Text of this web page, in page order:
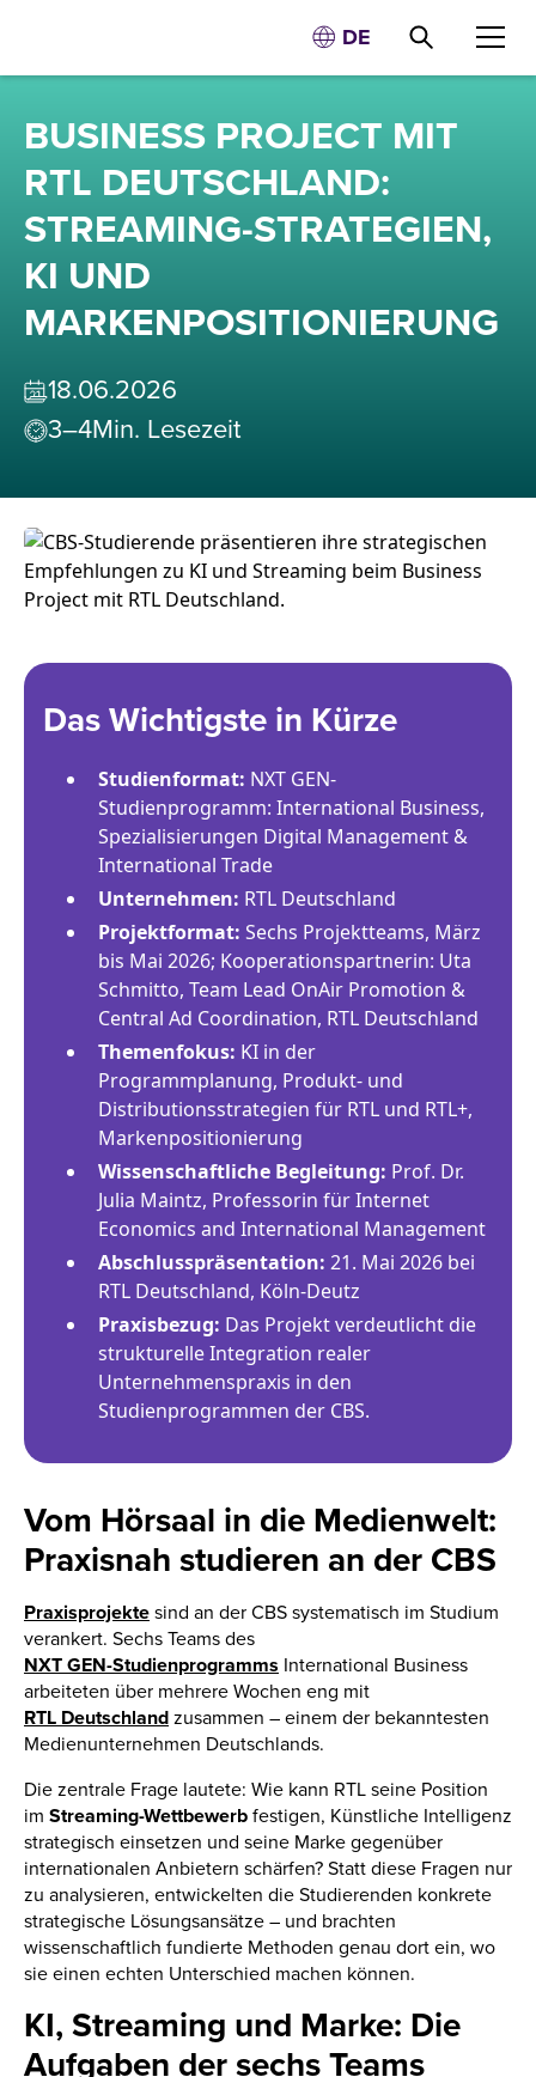
DE
BUSINESS PROJECT MIT
RTL DEUTSCHLAND:
STREAMING-STRATEGIEN,
KI UND
MARKENPOSITIONIERUNG
18.06.2026
3–4Min. Lesezeit
Das Wichtigste in Kürze
Studienformat: NXT GEN-
Studienprogramm: International Business,
Spezialisierungen Digital Management &
International Trade
Unternehmen: RTL Deutschland
Projektformat: Sechs Projektteams, März
bis Mai 2026; Kooperationspartnerin: Uta
Schmitto, Team Lead OnAir Promotion &
Central Ad Coordination, RTL Deutschland
Themenfokus: KI in der
Programmplanung, Produkt- und
Distributionsstrategien für RTL und RTL+,
Markenpositionierung
Wissenschaftliche Begleitung: Prof. Dr.
Julia Maintz, Professorin für Internet
Economics and International Management
Abschlusspräsentation: 21. Mai 2026 bei
RTL Deutschland, Köln-Deutz
Praxisbezug: Das Projekt verdeutlicht die
strukturelle Integration realer
Unternehmenspraxis in den
Studienprogrammen der CBS.
Vom Hörsaal in die Medienwelt:
Praxisnah studieren an der CBS
Praxisprojekte sind an der CBS systematisch im Studium
verankert. Sechs Teams des
NXT GEN-Studienprogramms International Business
arbeiteten über mehrere Wochen eng mit
RTL Deutschland zusammen – einem der bekanntesten
Medienunternehmen Deutschlands.
Die zentrale Frage lautete: Wie kann RTL seine Position
im Streaming-Wettbewerb festigen, Künstliche Intelligenz
strategisch einsetzen und seine Marke gegenüber
internationalen Anbietern schärfen? Statt diese Fragen nur
zu analysieren, entwickelten die Studierenden konkrete
strategische Lösungsansätze – und brachten
wissenschaftlich fundierte Methoden genau dort ein, wo
sie einen echten Unterschied machen können.
KI, Streaming und Marke: Die
Aufgaben der sechs Teams